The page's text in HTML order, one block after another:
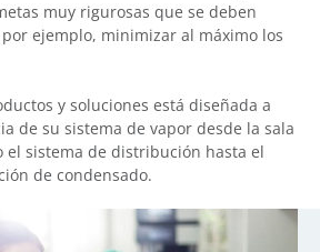
muy rigurosas que se deben
ejemplo, minimizar al máximo los
y soluciones está diseñada a
de su sistema de vapor desde la sala
el sistema de distribución hasta el
de condensado.